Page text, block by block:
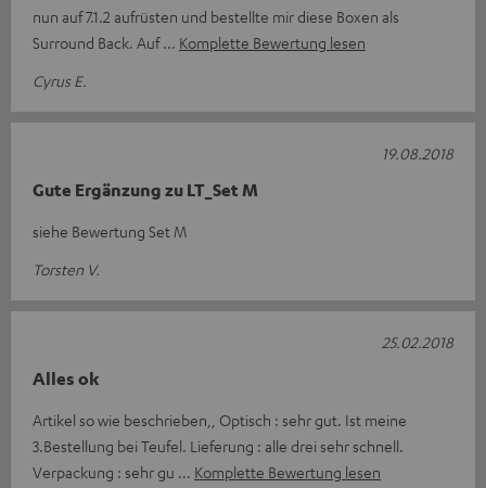
nun auf 7.1.2 aufrüsten und bestellte mir diese Boxen als
Surround Back. Auf
Komplette Bewertung lesen
Cyrus E.
Gute Ergänzung zu LT_Set M
siehe Bewertung Set M
Torsten V.
19.08.2018
Alles ok
Artikel so wie beschrieben,, Optisch : sehr gut. Ist meine
3.Bestellung bei Teufel. Lieferung : alle drei sehr schnell.
Verpackung : sehr gu
Komplette Bewertung lesen
25.02.2018